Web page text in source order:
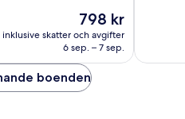
Priset
är
798 kr
798 kr
inklusive skatter och avgifter
6 sep. – 7 sep.
boenden